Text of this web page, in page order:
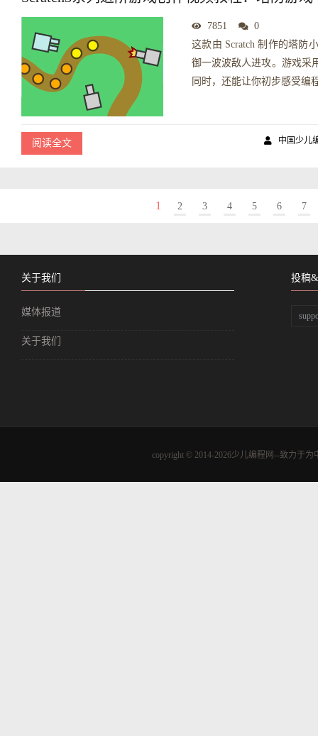
7851
0
这款由 Scratch 制作的塔防
御一波波敌人进攻。游戏采
同时，还能让你初步感受编
阅读全文 中国少儿
1 2 3 4 5 6 7
关于我们
媒体报道
关于我们
投稿
copyright © 2014-2026少儿编程网--致力于